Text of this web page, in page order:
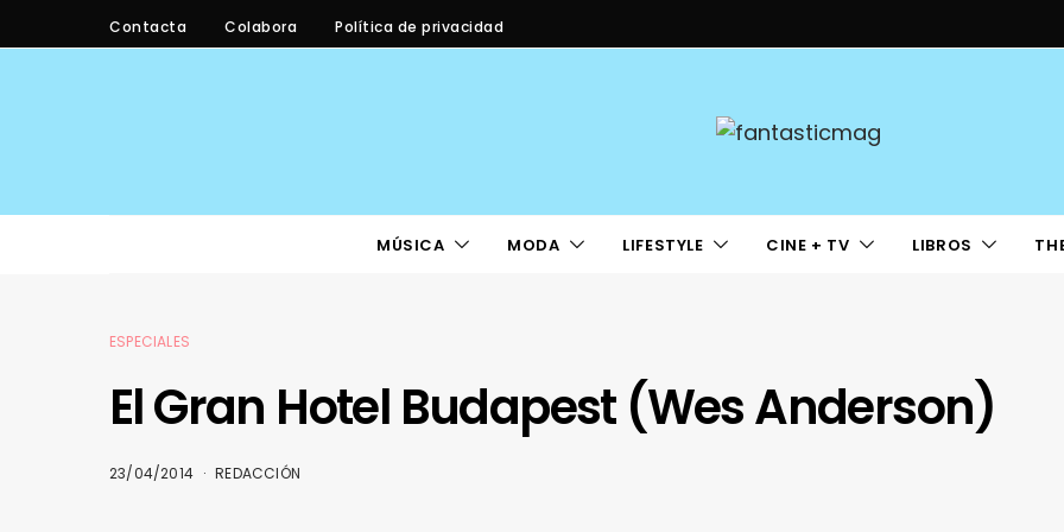
Contacta Colabora Política de privacidad
MÚSICA MODA LIFESTYLE CINE + TV LIBROS
ESPECIALES
El Gran Hotel Budapest (Wes Anderson)
23/04/2014 REDACCIÓN